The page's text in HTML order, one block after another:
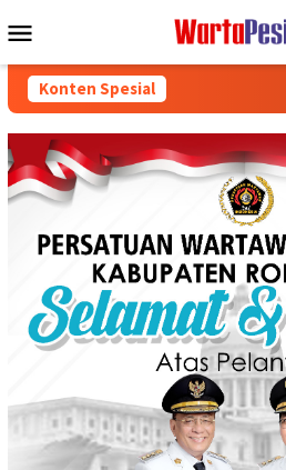
ke
Mobile
Konten Spesial